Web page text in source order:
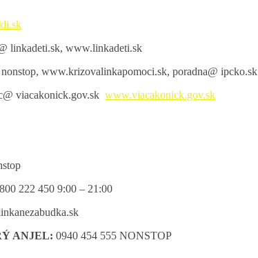
linkadeti.sk, www.linkadeti.sk
www.krizovalinkapomoci.sk, poradna@ ipcko.sk
viacakonick.gov.sk www.viacakonick.gov.sk
222 450 9:00 – 21:00
ANJEL: 0940 454 555 NONSTOP